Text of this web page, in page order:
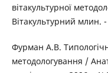
вітакультурної
Вітакультурний млин.
Фурман A.B.
методологування /